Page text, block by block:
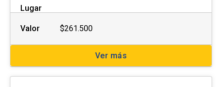
Lugar
Valor $261.500
Ver más